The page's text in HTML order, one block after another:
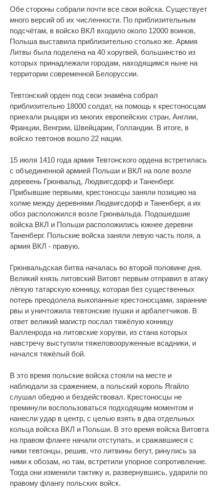
Обе стороны собрали почти все свои войска. Существует
много версий об их численности. По приблизительным
подсчётам, в войско ВКЛ входило около 12000 воинов,
Польша выставила приблизительно столько же. Армия
Литвы была поделена на 40 хоругвей, большинство из
которых принадлежали городам, находящимся ныне на
территории современной Белоруссии.
Тевтонский орден под свои знамёна собрал
приблизительно 18000 солдат, на помощь к крестоносцам
приехали рыцари из многих европейских стран, Англии,
Франции, Венгрии, Швейцарии, Голландии. В итоге, в
войско тевтонов вошло 22 нации.
15 июля 1410 года армия Тевтонского ордена встретилась
с объединенной армией Польши и ВКЛ на поле возле
деревень Грюнвальд, Людвигсдорф и Таненберг.
Прибывшие первыми, крестоносцы заняли позицию на
холме между деревнями Людвигсдорф и Таненберг, а их
обоз расположился возле Грюнвальда. Подошедшие
войска ВКЛ и Польши расположились южнее деревни
Таненберг. Польские войска заняли левую часть поля, а
армия ВКЛ - правую.
Грюнвальдская битва началась во второй половине дня.
Великий князь литовский Витовт первым отправил в атаку
лёгкую татарскую конницу, которая без существенных
потерь преодолела выкопанные крестоносцами, заранние
рвы и уничтожила тевтонские пушки и арбалетчиков. В
ответ великий магистр послал тяжёлую конницу
Валленрода на литовские хоругви, из стана которых
навстречу выступили тяжеловооруженные всадники, и
начался тяжёлый бой.
В это время польские войска стояли на месте и
наблюдали за сражением, а польский король Ягайло
слушал обедню и бездействовал. Крестоносцы не
преминули воспользоваться подходящим моментом и
нанесли удар в центр, с целью взять в два отдельных
кольца войска ВКЛ и Польши. В это время войска Витовта
на правом фланге начали отступать, и сражавшиеся с
ними тевтонцы, решив, что литвины бегут, ринулись за
ними к обозам, но там, встретили упорное сопротивление.
Тогда они изменили тактику и, развернувшись, ударили по
правому флангу польских войск.